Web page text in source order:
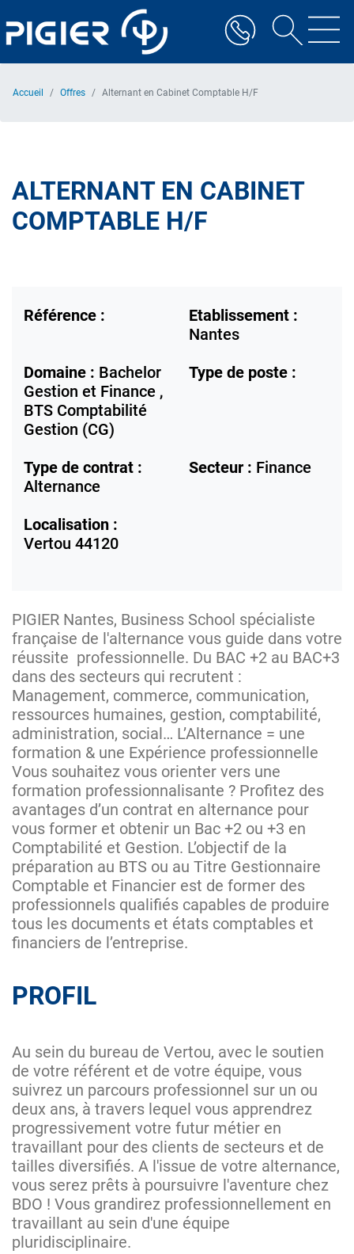
au
contenu
Accueil Offres Alternant en Cabinet Comptable H/F
ALTERNANT EN CABINET
COMPTABLE H/F
Référence :
Etablissement :
Nantes
Domaine : Bachelor
Gestion et Finance ,
BTS Comptabilité
Gestion (CG)
Type de poste :
Type de contrat :
Alternance
Secteur : Finance
Localisation :
Vertou 44120
PIGIER Nantes, Business School spécialiste
française de l'alternance vous guide dans votre
réussite professionnelle. Du BAC +2 au BAC+3
dans des secteurs qui recrutent :
Management, commerce, communication,
ressources humaines, gestion, comptabilité,
administration, social… L’Alternance = une
formation & une Expérience professionnelle
Vous souhaitez vous orienter vers une
formation professionnalisante ? Profitez des
avantages d’un contrat en alternance pour
vous former et obtenir un Bac +2 ou +3 en
Comptabilité et Gestion. L’objectif de la
préparation au BTS ou au Titre Gestionnaire
Comptable et Financier est de former des
professionnels qualifiés capables de produire
tous les documents et états comptables et
financiers de l’entreprise.
PROFIL
Au sein du bureau de Vertou, avec le soutien
de votre référent et de votre équipe, vous
suivrez un parcours professionnel sur un ou
deux ans, à travers lequel vous apprendrez
progressivement votre futur métier en
travaillant pour des clients de secteurs et de
tailles diversifiés. A l'issue de votre alternance,
vous serez prêts à poursuivre l'aventure chez
BDO ! Vous grandirez professionnellement en
travaillant au sein d'une équipe
pluridisciplinaire.